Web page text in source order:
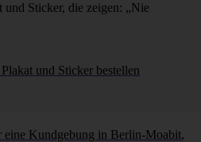
und Sticker, die zeigen: „Nie
und Sticker bestellen
eine Kundgebung in Berlin-Moabit,